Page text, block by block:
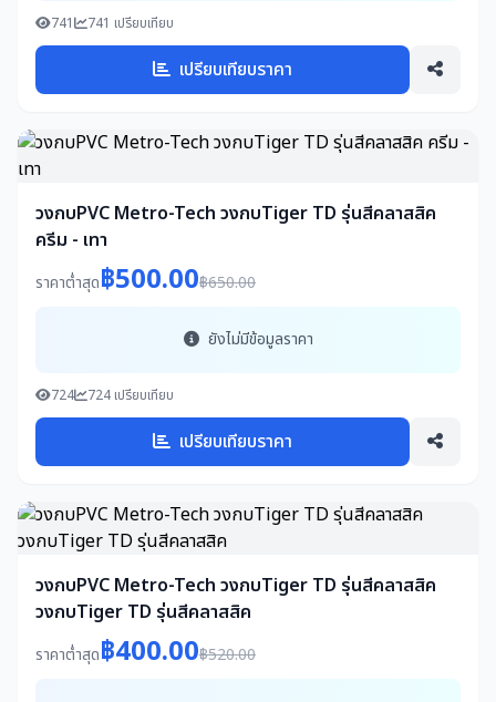
741 741 เปรียบเทียบ
เปรียบเทียบราคา
วงกบPVC Metro-Tech วงกบTiger TD รุ่นสีคลาสสิค
ครีม - เทา
ราคาต่ำสุด฿500.00฿650.00
ยังไม่มีข้อมูลราคา
724 724 เปรียบเทียบ
เปรียบเทียบราคา
วงกบPVC Metro-Tech วงกบTiger TD รุ่นสีคลาสสิค
วงกบTiger TD รุ่นสีคลาสสิค
ราคาต่ำสุด฿400.00฿520.00